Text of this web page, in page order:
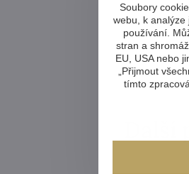
Soubory
webu, k
používání.
stran a
EU, USA nebo
„Přijmout
tímto